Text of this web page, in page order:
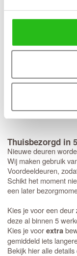
Hulp nodig bij je
Wij geloven in
chat service.
en krijg
tussen 08:00 en
Thuisbezorgd in
Nieuwe deuren
Wij maken gebruik
Voordeeldeuren,
Schikt het moment
een later
Kies je voor een deur
deze al binnen 5
Kies je voorextra
gemiddeld iets
Bekijk hier alle